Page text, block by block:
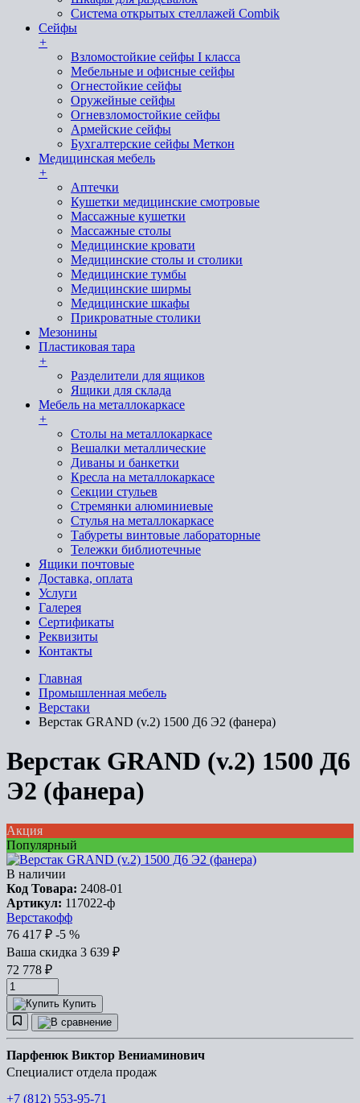
Система открытых стеллажей Combik
Сейфы
+
Взломостойкие сейфы I класса
Мебельные и офисные сейфы
Огнестойкие сейфы
Оружейные сейфы
Огневзломостойкие сейфы
Армейские сейфы
Бухгалтерские сейфы Меткон
Медицинская мебель
+
Аптечки
Кушетки медицинские смотровые
Массажные кушетки
Массажные столы
Медицинские кровати
Медицинские столы и столики
Медицинские тумбы
Медицинские ширмы
Медицинские шкафы
Прикроватные столики
Мезонины
Пластиковая тара
+
Разделители для ящиков
Ящики для склада
Мебель на металлокаркасе
+
Cтолы на металлокаркасе
Вешалки металлические
Диваны и банкетки
Кресла на металлокаркасе
Секции стульев
Стремянки алюминиевые
Стулья на металлокаркасе
Табуреты винтовые лабораторные
Тележки библиотечные
Ящики почтовые
Доставка, оплата
Услуги
Галерея
Сертификаты
Реквизиты
Контакты
Главная
Промышленная мебель
Верстаки
Верстак GRAND (v.2) 1500 Д6 Э2 (фанера)
Верстак GRAND (v.2) 1500 Д6
Э2 (фанера)
Акция
Популярный
В наличии
Код Товара: 2408-01
Артикул: 117022-ф
Верстакофф
76 417 ₽ -5 %
Ваша cкидка 3 639 ₽
72 778 ₽
Купить
Парфенюк Виктор Вениаминович
Специалист отдела продаж
+7 (812) 553-95-71